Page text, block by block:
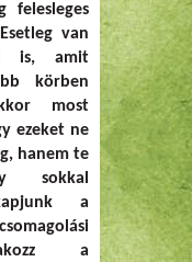
felesleges
van
is, amit
körben
most
ezeket ne
hanem te
sokkal
a
a